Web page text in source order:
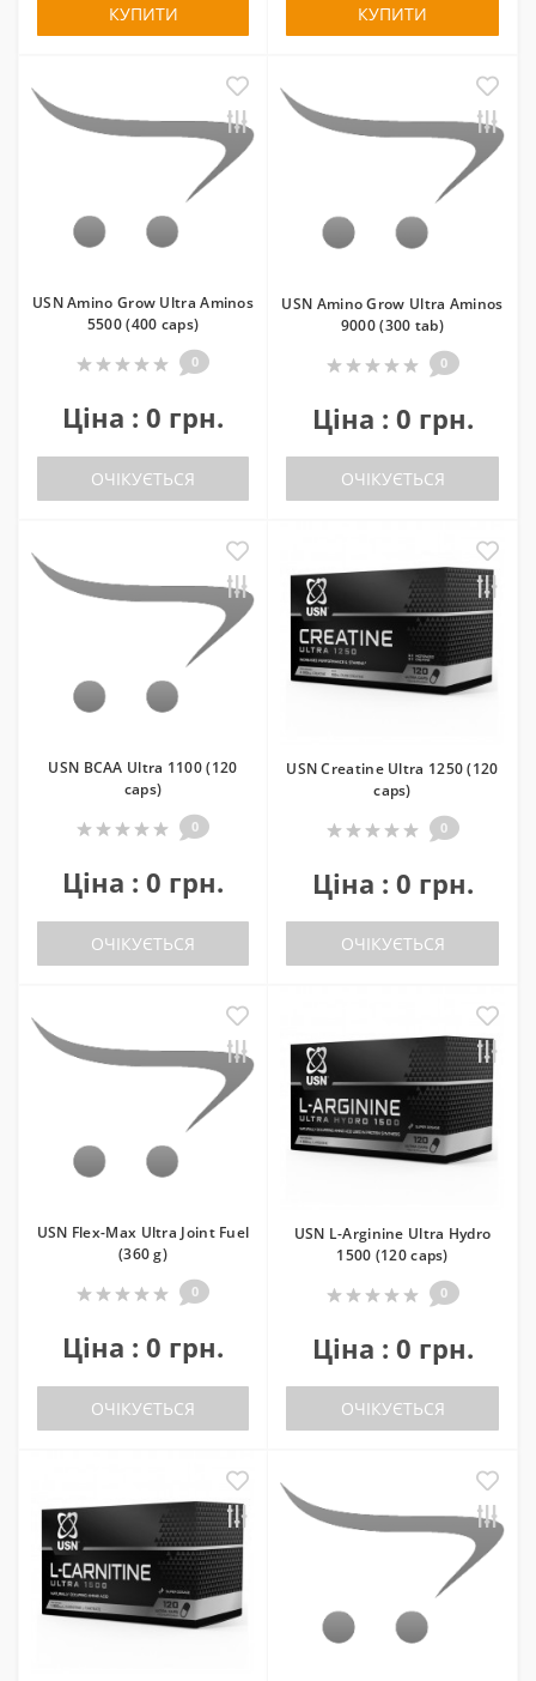
КУПИТИ КУПИТИ
USN Amino Grow Ultra Aminos
5500 (400 caps)
0
Ціна : 0 грн.
ОЧІКУЄТЬСЯ
USN Amino Grow Ultra Aminos
9000 (300 tab)
0
Ціна : 0 грн.
ОЧІКУЄТЬСЯ
USN BCAA Ultra 1100 (120
caps)
0
Ціна : 0 грн.
ОЧІКУЄТЬСЯ
USN Creatine Ultra 1250 (120
caps)
0
Ціна : 0 грн.
ОЧІКУЄТЬСЯ
USN Flex-Max Ultra Joint Fuel
(360 g)
0
Ціна : 0 грн.
ОЧІКУЄТЬСЯ
USN L-Arginine Ultra Hydro
1500 (120 caps)
0
Ціна : 0 грн.
ОЧІКУЄТЬСЯ